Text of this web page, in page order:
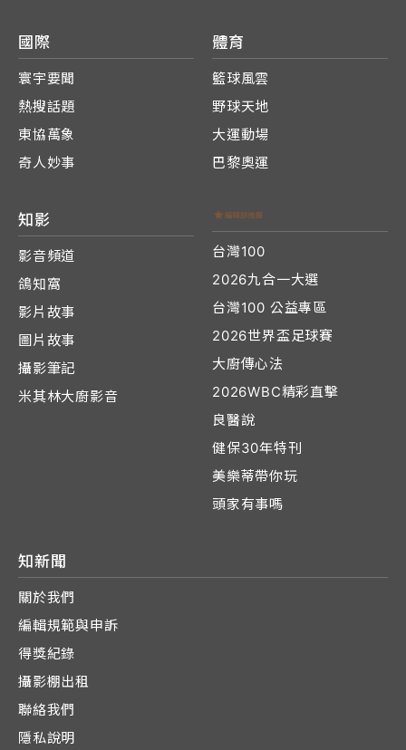
國際
寰宇要聞
熱搜話題
東協萬象
奇人妙事
體育
籃球風雲
野球天地
大運動場
巴黎奧運
知影
影音頻道
鴿知窩
影片故事
圖片故事
攝影筆記
米其林大廚影音
台灣100
2026九合一大選
台灣100 公益專區
2026世界盃足球賽
大廚傳心法
2026WBC精彩直擊
良醫說
健保30年特刊
美樂蒂帶你玩
頭家有事嗎
知新聞
關於我們
編輯規範與申訴
得獎紀錄
攝影棚出租
聯絡我們
隱私說明